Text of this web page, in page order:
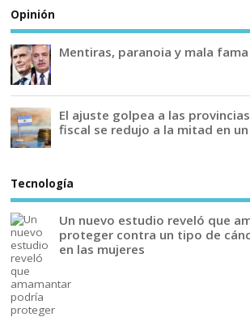
Opinión
Mentiras, paranoia y mala fama
El ajuste golpea a las
fiscal se redujo a la mitad en
Tecnología
Un nuevo estudio reveló que
proteger contra un tipo de
en las mujeres